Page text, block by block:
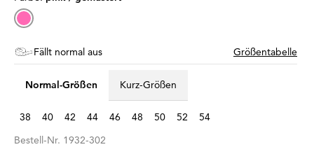
Fällt normal aus Größentabelle
Normal-Größen Kurz-Größen
38 40 42 44 46 48 50 52
54
Bestell-Nr. 1932-302